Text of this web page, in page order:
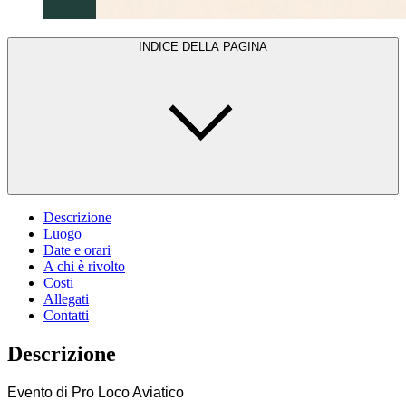
INDICE DELLA PAGINA
Descrizione
Luogo
Date e orari
A chi è rivolto
Costi
Allegati
Contatti
Descrizione
Evento di Pro Loco Aviatico